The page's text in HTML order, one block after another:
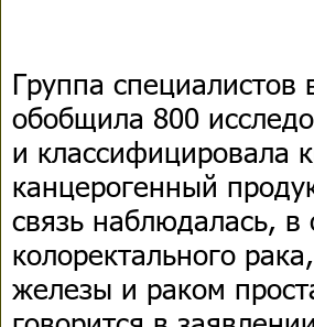
Группа специалистов
обобщила 800
и классифицировала
канцерогенный
связь наблюдалась,
колоректального
железы и раком